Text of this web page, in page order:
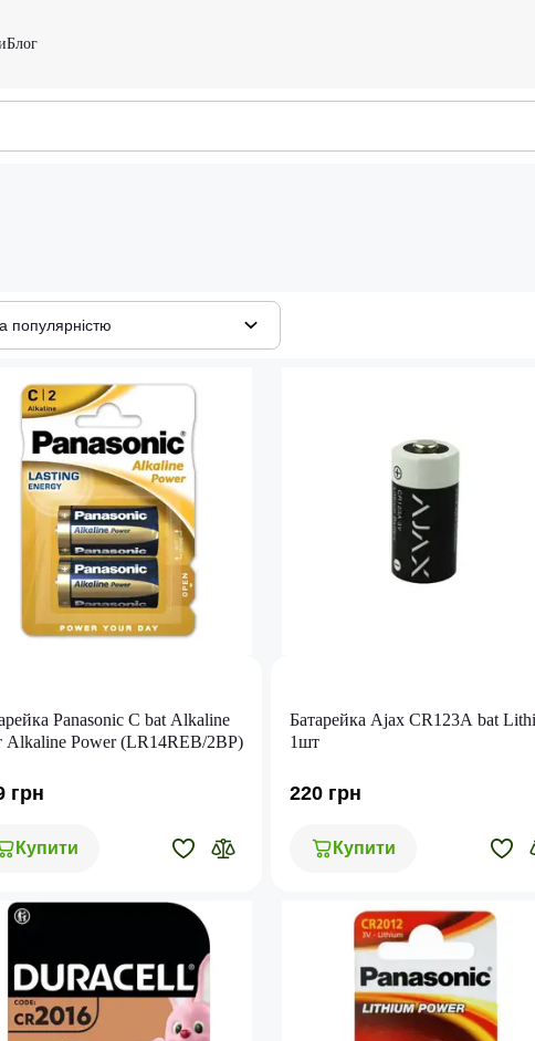
Блог
популярністю
Panasonic C bat Alkaline
Alkaline Power (LR14REB/2BP)
грн
Купити
Батарейка Ajax CR123A bat
1шт
220 грн
Купити